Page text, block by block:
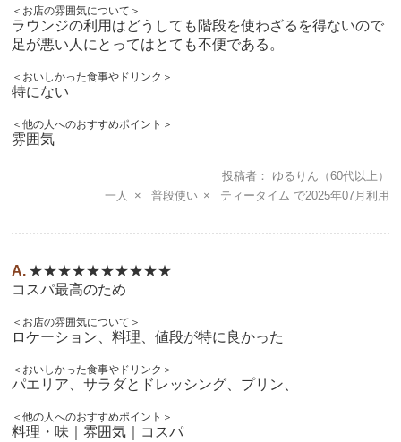
＜お店の雰囲気について＞
ラウンジの利用はどうしても階段を使わざるを得ないので
足が悪い人にとってはとても不便である。
＜おいしかった食事やドリンク＞
特にない
＜他の人へのおすすめポイント＞
雰囲気
投稿者 ゆるりん （60代以上）
一人
普段使い ティータイム 2025年07月
★★★★★★★★★★
コスパ最高のため
＜お店の雰囲気について＞
ロケーション、料理、値段が特に良かった
＜おいしかった食事やドリンク＞
パエリア、サラダとドレッシング、プリン、
＜他の人へのおすすめポイント＞
料理・味｜雰囲気｜コスパ